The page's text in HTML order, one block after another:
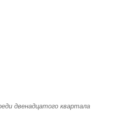
двенадцатого квартала